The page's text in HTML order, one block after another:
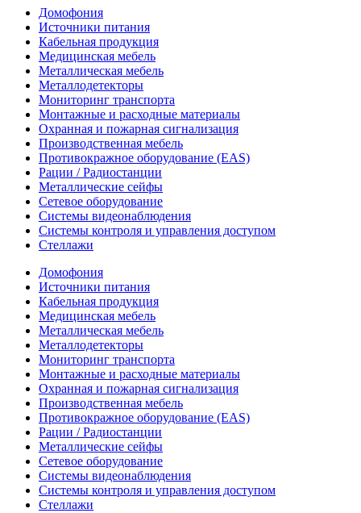
Домофония
Источники питания
Кабельная продукция
Медицинская мебель
Металлическая мебель
Металлодетекторы
Мониторинг транспорта
Монтажные и расходные материалы
Охранная и пожарная сигнализация
Производственная мебель
Противокражное оборудование (EAS)
Рации / Радиостанции
Металлические сейфы
Сетевое оборудование
Системы видеонаблюдения
Системы контроля и управления доступом
Стеллажи
Домофония
Источники питания
Кабельная продукция
Медицинская мебель
Металлическая мебель
Металлодетекторы
Мониторинг транспорта
Монтажные и расходные материалы
Охранная и пожарная сигнализация
Производственная мебель
Противокражное оборудование (EAS)
Рации / Радиостанции
Металлические сейфы
Сетевое оборудование
Системы видеонаблюдения
Системы контроля и управления доступом
Стеллажи